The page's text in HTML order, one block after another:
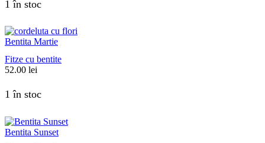
1 în stoc
Bentita Martie
Fitze cu bentite
52.00 lei
1 în stoc
Bentita Sunset